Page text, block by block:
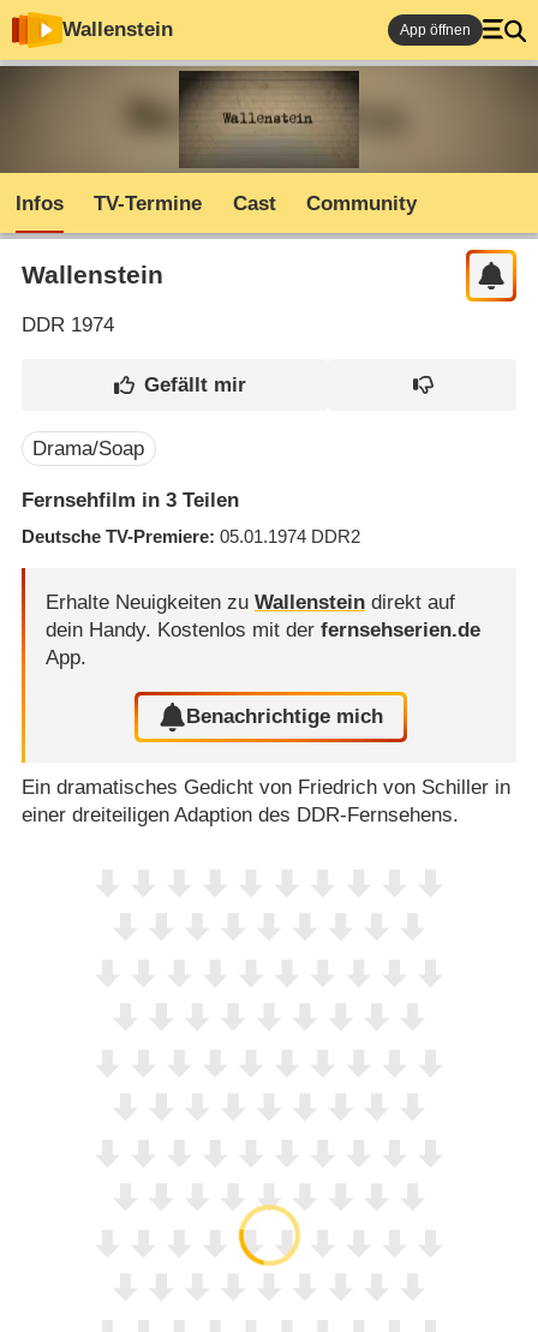
Wallenstein App öffnen
Infos TV-Termine Cast Community
Wallenstein
DDR1974
Drama/Soap
Fernsehfilm in 3 Teilen
Deutsche TV-Premiere 05.01.1974 DDR2
Erhalte Neuigkeiten zu Wallensteindirekt auf
dein Handy. Kostenlos mit der fernsehserien.de
App.
Benachrichtige mich
Ein dramatisches Gedicht von Friedrich von Schiller in
einer dreiteiligen Adaption des DDR-Fernsehens.